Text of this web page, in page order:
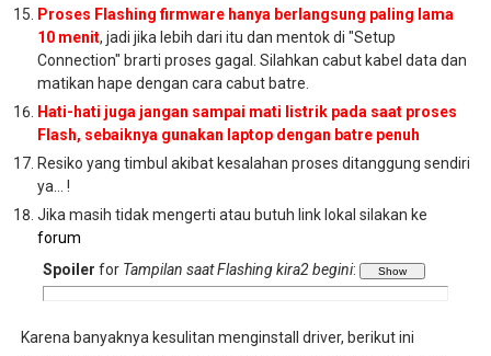
Proses Flashing firmware hanya berlangsung paling lama
10 menit, jadi jika lebih dari itu dan mentok di "Setup
Connection" brarti proses gagal. Silahkan cabut kabel data dan
matikan hape dengan cara cabut batre.
Hati-hati juga jangan sampai mati listrik pada saat proses
Flash, sebaiknya gunakan laptop dengan batre penuh
Resiko yang timbul akibat kesalahan proses ditanggung sendiri
ya... !
Jika masih tidak mengerti atau butuh link lokal silakan ke
forum
Spoiler for Tampilan saat Flashing kira2 begini:
Karena banyaknya kesulitan menginstall driver, berikut ini